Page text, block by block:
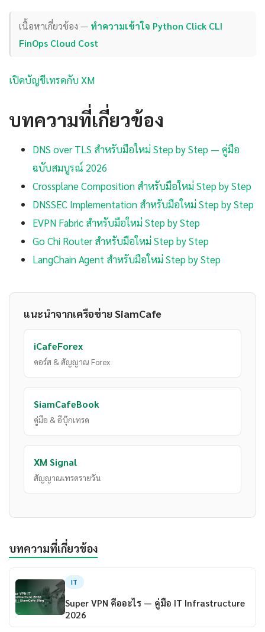
เนื้อหาเกี่ยวข้อง — ทำความเข้าใจ Python Click CLI
FinOps Cloud Cost
เปิดบัญชีเทรดกับ XM
บทความที่เกี่ยวข้อง
DNS over TLS สำหรับมือใหม่ Step by Step — คู่มือ
ฉบับสมบูรณ์ 2026
Crossplane Composition สำหรับมือใหม่ Step by Step
DNSSEC Implementation สำหรับมือใหม่ Step by Step
EVPN Fabric สำหรับมือใหม่ Step by Step
Go Chi Router สำหรับมือใหม่ Step by Step
LangChain Agent สำหรับมือใหม่ Step by Step
แนะนำจากเครือข่าย SiamCafe
iCafeForex
คอร์ส & สัญญาณ Forex
SiamCafeBook
คู่มือ & อีบุ๊กเทรด
XM Signal
สัญญาณเทรดรายวัน
บทความที่เกี่ยวข้อง
IT
Super VPN คืออะไร — คู่มือ IT Infrastructure
2026